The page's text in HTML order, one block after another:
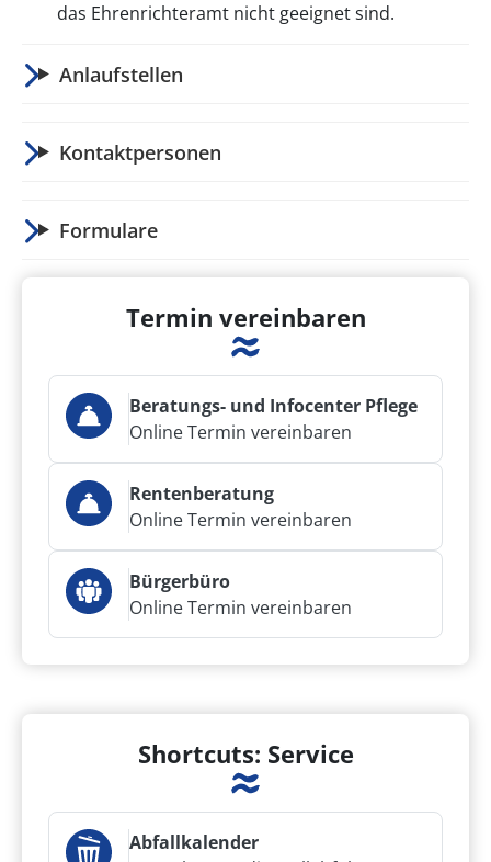
das Ehrenrichteramt nicht geeignet sind.
Anlaufstellen
Kontaktpersonen
Formulare
Termin vereinbaren
Beratungs- und Infocenter Pflege
Online Termin vereinbaren
Rentenberatung
Online Termin vereinbaren
Bürgerbüro
Online Termin vereinbaren
Shortcuts: Service
Abfallkalender